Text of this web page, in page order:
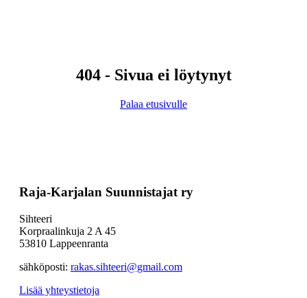
404 - Sivua ei löytynyt
Palaa etusivulle
Raja-Karjalan Suunnistajat ry
Sihteeri
Korpraalinkuja 2 A 45
53810 Lappeenranta
sähköposti: rakas.sihteeri@gmail.com
Lisää yhteystietoja